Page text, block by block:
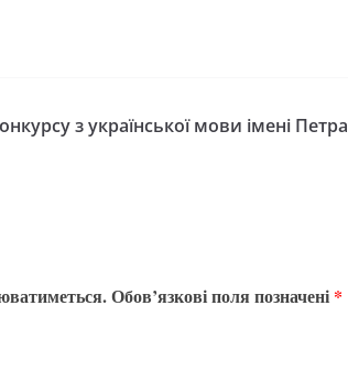
з української мови імені Петра
Обов’язкові поля позначені *